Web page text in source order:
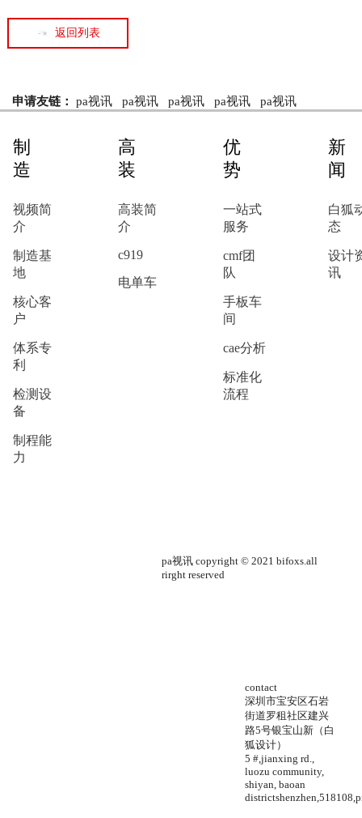
返回列表
申请友链： pa视讯 pa视讯 pa视讯 pa视讯 pa视讯
制
造
视频简
介
制造基
地
核心客
户
体系专
利
检测设
备
制程能
力
高
装
高装简
介
c919
电单车
优
势
一站式
服务
cmf团
队
手板车
间
cae分析
标准化
流程
新
闻
白狐
态
设计
讯
pa视讯 copyright © 2021 bifoxs.all
rirght reserved
contact
深圳市宝安区石岩
街道罗租社区建兴
路5号银宝山新（白
狐设计）
5 #,jianxing rd.,
luozu community,
shiyan, baoan